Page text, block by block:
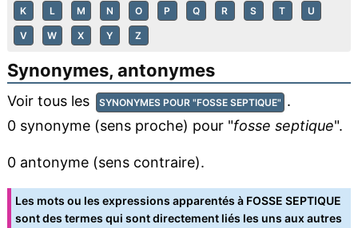
K L M N O P Q R S T U
V W X Y Z
Synonymes, antonymes
Voir tous les SYNONYMES POUR "FOSSE SEPTIQUE" .
0 synonyme (sens proche) pour "fosse septique".
0 antonyme (sens contraire).
Les mots ou les expressions apparentés à FOSSE SEPTIQUE
sont des termes qui sont directement liés les uns aux autres